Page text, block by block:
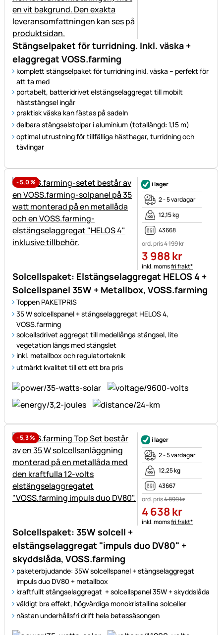
Stängselpaket för turridning. Inkl. väska +
elaggregat VOSS.farming
komplett stängselpaket för turridning inkl. väska – perfekt för
att ta med
portabelt, batteridrivet elstängselaggregat till mobilt
häststängsel ingår
praktisk väska kan fästas på sadeln
delbara stängselstolpar i aluminium (totallängd: 1,15 m)
optimal utrustning för tillfälliga hästhagar, turridning och
tävlingar
-5,0%
Solcellspaket: Elstängselaggregat HELOS 4 +
Solcellspanel 35W + Metallbox, VOSS.farming
Toppen PAKETPRIS
35 W solcellspanel + stängselaggregat HELOS 4,
VOSS.farming
solcellsdrivet aggregat till medellånga stängsel, lite
vegetation längs med stängslet
inkl. metallbox och regulatorteknik
utmärkt kvalitet till ett ett bra pris
i lager
2 - 5 vardagar
12,15 kg
43668
ord. pris4 199kr
3 988kr
Skatteinformation:
inkl. momsfri frakt*
-5,3%
Solcellspaket: 35W solcell +
elstängselaggregat "impuls duo DV80" +
skyddslåda, VOSS.farming
paketerbjudande: 35W solcellspanel + stängselaggregat
impuls duo DV80 + metallbox
kraftfullt stängselaggregat + solcellspanel 35W + skyddslåda
väldigt bra effekt, högvärdiga monokristallina solceller
nästan underhållsfri drift hela betessäsongen
i lager
2 - 5 vardagar
12,25 kg
43667
ord. pris4 899kr
4 638kr
Skatteinformation:
inkl. momsfri frakt*